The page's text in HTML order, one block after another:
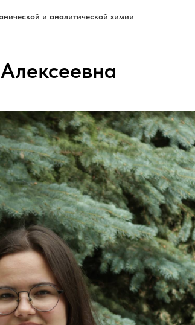
и аналитической химии